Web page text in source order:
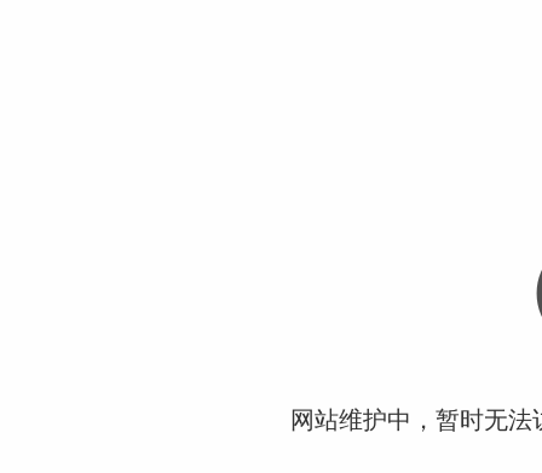
网站维护中，暂时无